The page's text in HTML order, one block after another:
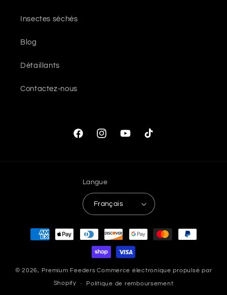
Insectes séchés
Blog
Détaillants
Contactez-nous
FacebookInstagramYouTubeTikTok
Langue
Français
Moyens
© 2026, Premium Feeders Commerce électronique propulsé par
Shopify Politique de remboursement